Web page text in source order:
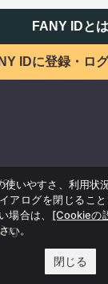
FANY IDとは
IDに登録・ロ
使いやすさ、利用状
アログを閉じるこ
場合は、 [Cookieの
い。
閉じる